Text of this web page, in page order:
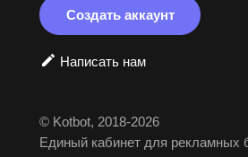
Создать аккаунт
Написать нам
© Kotbot, 2018-2026
Единый кабинет для рекламных